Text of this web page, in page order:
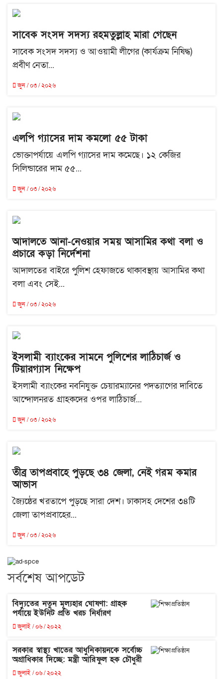
সাবেক সংসদ সদস্য রহমতুল্লাহ মারা গেছেন
সাবেক সংসদ সদস্য ও আওয়ামী লীগের (কার্যক্রম নিষিদ্ধ)
প্রবীণ নেতা...
জুন / ০৩ / ২০২৬
এলপি গ্যাসের দাম কমলো ৫৫ টাকা
ভোক্তাপর্যায়ে এলপি গ্যাসের দাম কমেছে। ১২ কেজির
সিলিন্ডারের দাম ৫৫...
জুন / ০৩ / ২০২৬
আদালতে আনা-নেওয়ার সময় আসামির কথা বলা ও
প্রচারে কড়া নির্দেশনা
আদালতের বাইরে পুলিশ হেফাজতে থাকাবস্থায় আসামির কথা
বলা এবং সেই...
জুন / ০৩ / ২০২৬
ইসলামী ব্যাংকের সামনে পুলিশের লাঠিচার্জ ও
টিয়ারগ্যাস নিক্ষেপ
ইসলামী ব্যাংকের নবনিযুক্ত চেয়ারম্যানের পদত্যাগের দাবিতে
আন্দোলনরত গ্রাহকদের ওপর লাঠিচার্জ...
জুন / ০৩ / ২০২৬
তীব্র তাপপ্রবাহে পুড়ছে ৩৪ জেলা, নেই গরম কমার
আভাস
জ্যৈষ্ঠের খরতাপে পুড়ছে সারা দেশ। ঢাকাসহ দেশের ৩৪টি
জেলা তাপপ্রবাহের...
জুন / ০৩ / ২০২৬
সর্বশেষ আপডেট
বিদ্যুতের নতুন মূল্যহার ঘোষণা: গ্রাহক
পর্যায়ে ইউনিট প্রতি খরচ নির্ধারণ
জুলাই / ০৬ / ২০২২
সরকার স্বাস্থ্য খাতের আধুনিকায়নকে সর্বোচ্চ
অগ্রাধিকার দিচ্ছে: মন্ত্রী আরিফুল হক চৌধুরী
জুলাই / ০৬ / ২০২২